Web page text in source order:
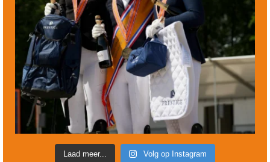
Laad meer... Volg op Instagram